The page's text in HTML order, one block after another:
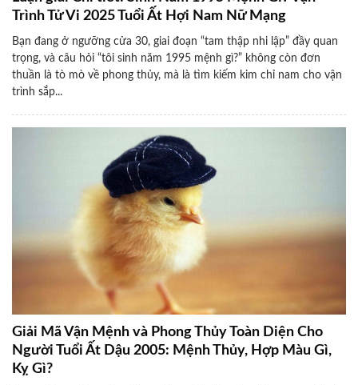
Trình Tử Vi 2025 Tuổi Ất Hợi Nam Nữ Mạng
Bạn đang ở ngưỡng cửa 30, giai đoạn “tam thập nhi lập” đầy quan
trọng, và câu hỏi “tôi sinh năm 1995 mệnh gì?” không còn đơn
thuần là tò mò về phong thủy, mà là tìm kiếm kim chỉ nam cho vận
trình sắp...
Giải Mã Vận Mệnh và Phong Thủy Toàn Diện Cho
Người Tuổi Ất Dậu 2005: Mệnh Thủy, Hợp Màu Gì,
Kỵ Gì?